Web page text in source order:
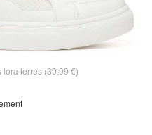
lora ferres (39,99 €)